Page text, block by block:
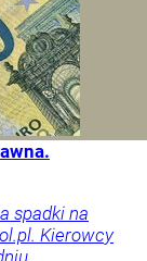
spadki na
Kierowcy